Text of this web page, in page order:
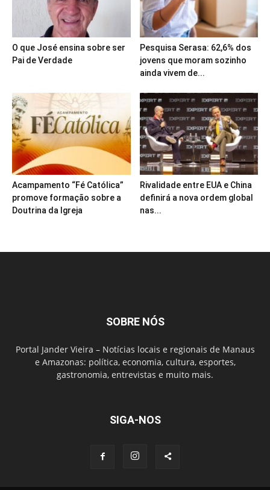
O que José ensina sobre ser
Pai de Verdade
Pesquisa Serasa: 62,6% dos
jovens que moram sozinho
ainda vivem de...
Acampamento “Fé Católica”
promove formação sobre a
Doutrina da Igreja
Rivalidade entre EUA e China
definirá a nova ordem global
nas...
SOBRE NÓS
Portal Jander Vieira – Notícias locais e regionais de Manaus
e Amazonas: política, economia, cultura, esportes,
gastronomia, entrevistas e muito mais.
SIGA-NOS